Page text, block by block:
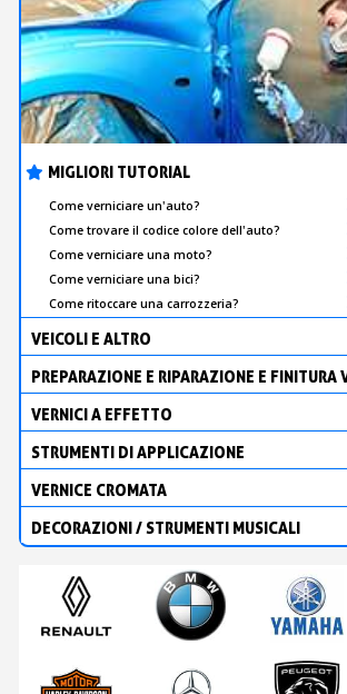
MIGLIORI TUTORIAL
Come verniciare un'auto?
Come trovare il codice colore dell'auto?
Come verniciare una moto?
Come verniciare una bici?
Come ritoccare una carrozzeria?
VEICOLI E ALTRO
PREPARAZIONE E RIPARAZIONE E FINITURA
VERNICI A EFFETTO
STRUMENTI DI APPLICAZIONE
VERNICE CROMATA
DECORAZIONI / STRUMENTI MUSICALI